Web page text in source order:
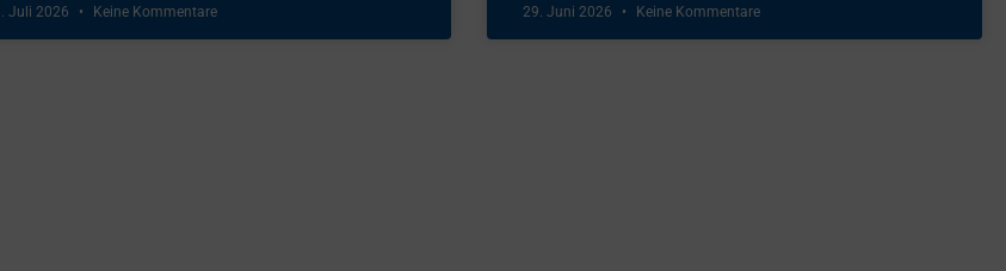
Juli 2026 Keine Kommentare 29. Juni 2026 Keine Kommentare